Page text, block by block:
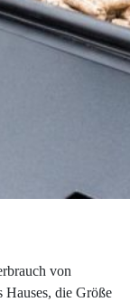
von
die Größe